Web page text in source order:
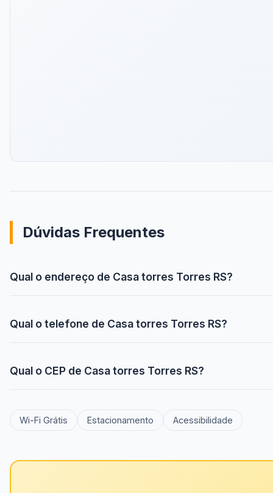
Dúvidas Frequentes
Qual o endereço de Casa torres Torres RS?
Qual o telefone de Casa torres Torres RS?
Qual o CEP de Casa torres Torres RS?
Wi-Fi Grátis Estacionamento Acessibilidade